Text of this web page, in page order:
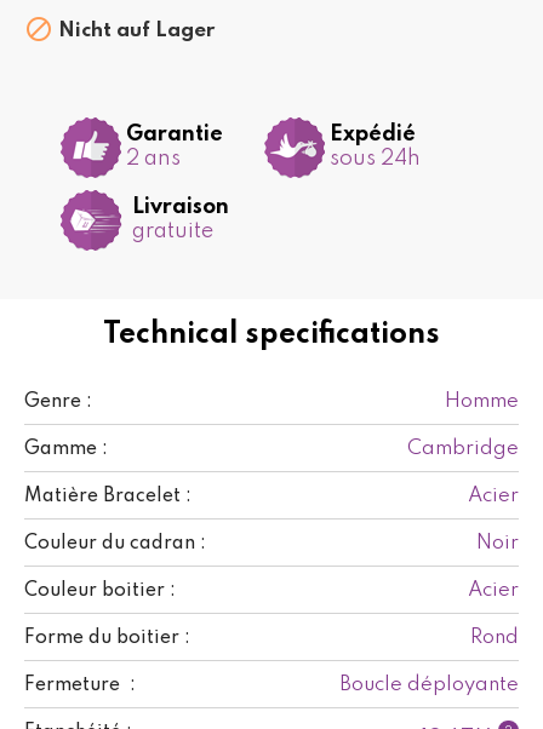
Technical specifications
Genre : Homme
Gamme : Cambridge
Matière Bracelet : Acier
Couleur du cadran : Noir
Couleur boitier : Acier
Forme du boitier : Rond
Fermeture : Boucle déployante
 Nicht auf Lager
Garantie
2 ans
Expédié
sous 24h
Livraison
gratuite